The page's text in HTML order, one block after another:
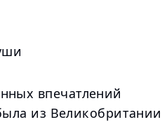
впечатлений
из Великобритании